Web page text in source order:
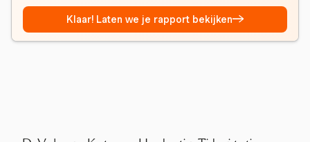
Klaar! Laten we je rapport bekijken→